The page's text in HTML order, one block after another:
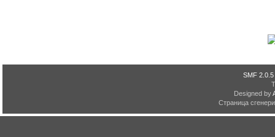
SMF 2.0.5
Designed by
Страница